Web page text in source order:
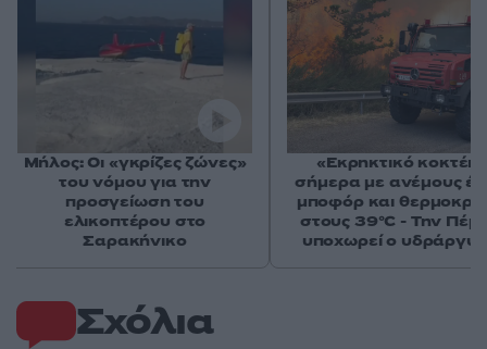
Σχόλια
Μήλος: Οι «γκρίζες ζώνες»
του νόμου για την
προσγείωση του
ελικοπτέρου στο
Σαρακήνικο
«Εκρηκτικό
σήμερα με ανέμους
μποφόρ και
στους 39°C - Την
υποχωρεί ο